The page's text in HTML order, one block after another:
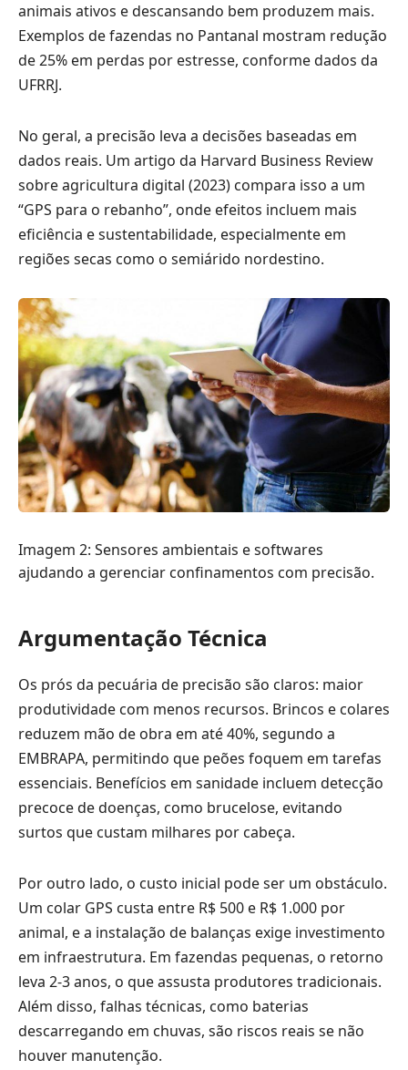
animais ativos e descansando bem produzem mais.
Exemplos de fazendas no Pantanal mostram redução
de 25% em perdas por estresse, conforme dados da
UFRRJ.
No geral, a precisão leva a decisões baseadas em
dados reais. Um artigo da Harvard Business Review
sobre agricultura digital (2023) compara isso a um
“GPS para o rebanho”, onde efeitos incluem mais
eficiência e sustentabilidade, especialmente em
regiões secas como o semiárido nordestino.
Imagem 2: Sensores ambientais e softwares
ajudando a gerenciar confinamentos com precisão.
Argumentação Técnica
Os prós da pecuária de precisão são claros: maior
produtividade com menos recursos. Brincos e colares
reduzem mão de obra em até 40%, segundo a
EMBRAPA, permitindo que peões foquem em tarefas
essenciais. Benefícios em sanidade incluem detecção
precoce de doenças, como brucelose, evitando
surtos que custam milhares por cabeça.
Por outro lado, o custo inicial pode ser um obstáculo.
Um colar GPS custa entre R$ 500 e R$ 1.000 por
animal, e a instalação de balanças exige investimento
em infraestrutura. Em fazendas pequenas, o retorno
leva 2-3 anos, o que assusta produtores tradicionais.
Além disso, falhas técnicas, como baterias
descarregando em chuvas, são riscos reais se não
houver manutenção.